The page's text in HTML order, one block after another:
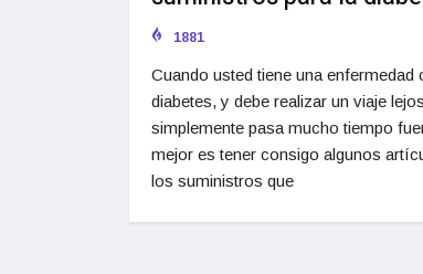
1881
Cuando usted tiene una enfermedad
diabetes, y debe realizar un viaje
simplemente pasa mucho tiempo
mejor es tener consigo algunos
los suministros que